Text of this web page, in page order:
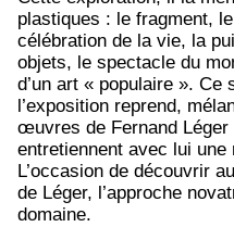
plastiques : le fragment,
célébration de la vie, la
objets, le spectacle du
d’un art « populaire ». Ce
l’exposition reprend,
œuvres de Fernand
entretiennent avec lui une
L’occasion de découvrir
de Léger, l’approche
domaine.